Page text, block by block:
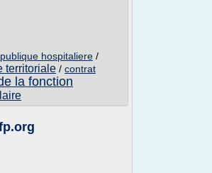
hospitaliere /
territoriale / contrat
la fonction